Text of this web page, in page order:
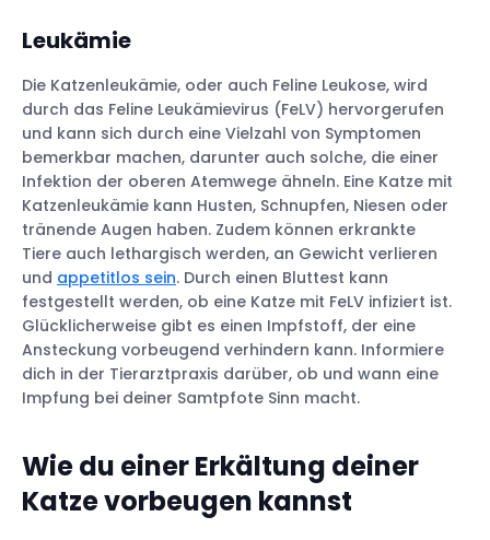
Leukämie
Die Katzenleukämie, oder auch Feline Leukose, wird
durch das Feline Leukämievirus (FeLV) hervorgerufen
und kann sich durch eine Vielzahl von Symptomen
bemerkbar machen, darunter auch solche, die einer
Infektion der oberen Atemwege ähneln. Eine Katze mit
Katzenleukämie kann Husten, Schnupfen, Niesen oder
tränende Augen haben. Zudem können erkrankte
Tiere auch lethargisch werden, an Gewicht verlieren
und appetitlos sein. Durch einen Bluttest kann
festgestellt werden, ob eine Katze mit FeLV infiziert ist.
Glücklicherweise gibt es einen Impfstoff, der eine
Ansteckung vorbeugend verhindern kann. Informiere
dich in der Tierarztpraxis darüber, ob und wann eine
Impfung bei deiner Samtpfote Sinn macht.
Wie du einer Erkältung deiner
Katze vorbeugen kannst